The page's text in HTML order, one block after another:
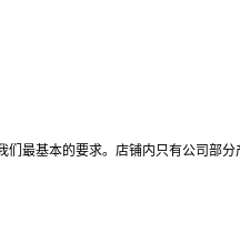
最基本的要求。店铺内只有公司部分